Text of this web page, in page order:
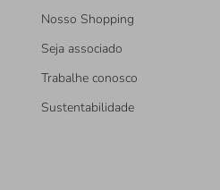
Nosso Shopping
Seja associado
Trabalhe conosco
Sustentabilidade